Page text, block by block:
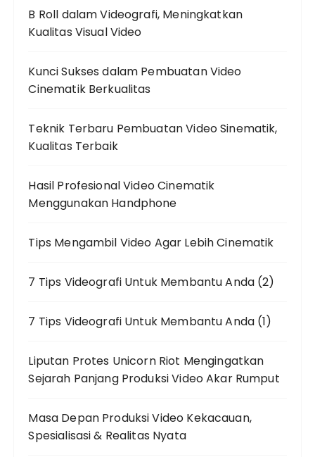
B Roll dalam Videografi, Meningkatkan
Kualitas Visual Video
Kunci Sukses dalam Pembuatan Video
Cinematik Berkualitas
Teknik Terbaru Pembuatan Video Sinematik,
Kualitas Terbaik
Hasil Profesional Video Cinematik
Menggunakan Handphone
Tips Mengambil Video Agar Lebih Cinematik
7 Tips Videografi Untuk Membantu Anda (2)
7 Tips Videografi Untuk Membantu Anda (1)
Liputan Protes Unicorn Riot Mengingatkan
Sejarah Panjang Produksi Video Akar Rumput
Masa Depan Produksi Video Kekacauan,
Spesialisasi & Realitas Nyata